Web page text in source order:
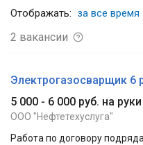
Отображать: за все время
2 вакансии
Электрогазосварщик 6
5 000 - 6 000 руб. на руки
ООО "Нефтетехуслуга"
Работа по договору